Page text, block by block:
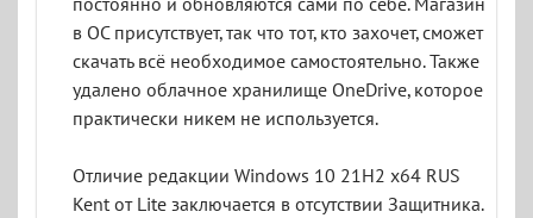
постоянно и обновляются сами по себе. Магазин
в ОС присутствует, так что тот, кто захочет, сможет
скачать всё необходимое самостоятельно. Также
удалено облачное хранилище OneDrive, которое
практически никем не используется.
Отличие редакции Windows 10 21H2 x64 RUS
Kent от Lite заключается в отсутствии Защитника.